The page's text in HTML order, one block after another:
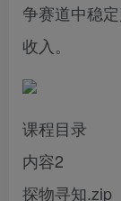
争赛道中稳
收入。
课程目录
内容2
探物寻知.zip